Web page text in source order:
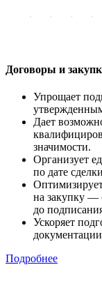
Договоры и
Упрощает
Дает
значимости.
Организует
по дате
на закупку —
до
Ускоряет
Подробнее